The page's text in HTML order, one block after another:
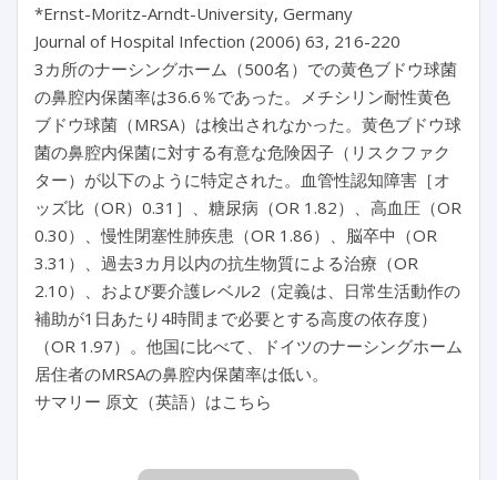
*Ernst-Moritz-Arndt-University, Germany
Journal of Hospital Infection (2006) 63, 216-220
3カ所のナーシングホーム（500名）での黄色ブドウ球菌
の鼻腔内保菌率は36.6％であった。メチシリン耐性黄色
ブドウ球菌（MRSA）は検出されなかった。黄色ブドウ球
菌の鼻腔内保菌に対する有意な危険因子（リスクファク
ター）が以下のように特定された。血管性認知障害［オ
ッズ比（OR）0.31］、糖尿病（OR 1.82）、高血圧（OR
0.30）、慢性閉塞性肺疾患（OR 1.86）、脳卒中（OR
3.31）、過去3カ月以内の抗生物質による治療（OR
2.10）、および要介護レベル2（定義は、日常生活動作の
補助が1日あたり4時間まで必要とする高度の依存度）
（OR 1.97）。他国に比べて、ドイツのナーシングホーム
居住者のMRSAの鼻腔内保菌率は低い。
サマリー 原文（英語）はこちら